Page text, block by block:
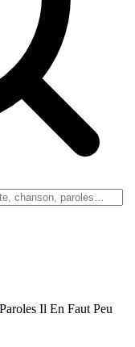
Paroles Il En Faut Peu